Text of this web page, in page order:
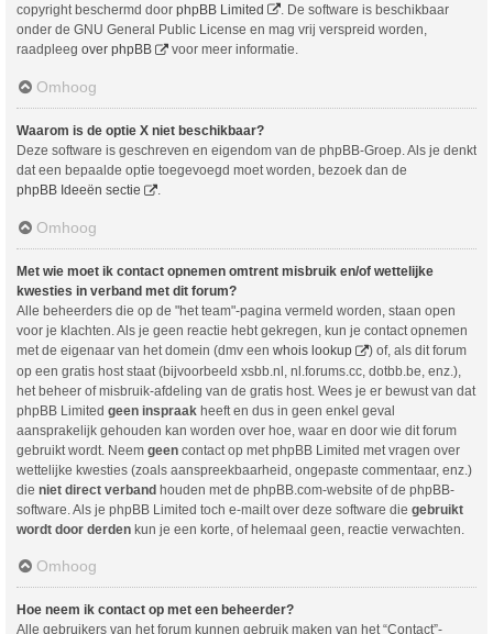
copyright beschermd door phpBB Limited
. De software is beschikbaar
onder de GNU General Public License en mag vrij verspreid worden,
raadpleeg over phpBB voor meer informatie.
Omhoog
Waarom is de optie X niet beschikbaar?
Deze software is geschreven en eigendom van de phpBB-Groep. Als je denkt
dat een bepaalde optie toegevoegd moet worden, bezoek dan de
phpBB Ideeën sectie
.
Omhoog
Met wie moet ik contact opnemen omtrent misbruik en/of wettelijke
kwesties in verband met dit forum?
Alle beheerders die op de "het team"-pagina vermeld worden, staan open
voor je klachten. Als je geen reactie hebt gekregen, kun je contact opnemen
met de eigenaar van het domein (dmv een whois lookup
) of, als dit forum
op een gratis host staat (bijvoorbeeld xsbb.nl, nl.forums.cc, dotbb.be, enz.),
het beheer of misbruik-afdeling van de gratis host. Wees je er bewust van dat
phpBB Limited geen inspraak heeft en dus in geen enkel geval
aansprakelijk gehouden kan worden over hoe, waar en door wie dit forum
gebruikt wordt. Neem geen contact op met phpBB Limited met vragen over
wettelijke kwesties (zoals aanspreekbaarheid, ongepaste commentaar, enz.)
die niet direct verband houden met de phpBB.com-website of de phpBB-
software. Als je phpBB Limited toch e-mailt over deze software die gebruikt
wordt door derden kun je een korte, of helemaal geen, reactie verwachten.
Omhoog
Hoe neem ik contact op met een beheerder?
Alle gebruikers van het forum kunnen gebruik maken van het “Contact”-